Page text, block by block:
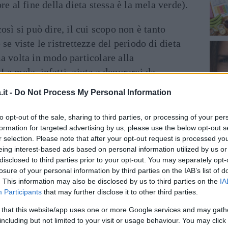
- Do Not Process My Personal Information
opt-out of the sale, sharing to third parties, or processing of your
for targeted advertising by us, please use the below opt-out
selection. Please note that after your opt-out request is processed
interest-based ads based on personal information utilized by us
to third parties prior to your opt-out. You may separately
of your personal information by third parties on the IAB’s list of
This information may also be disclosed by us to third parties on the
Participants that may further disclose it to other third parties.
that this website/app uses one or more Google services and may
but not limited to your visit or usage behaviour. You may
al fine della dieta stessa è la mela verde).
si può dire, il cui scopo non è tanto
se viste le ristrettezze del periodo di dieta
volta in modo particolare alla
mela, infatti, aiuta a depurarci da
dieta detox. Ma come funziona
per tornare in forma
la dieta della melasfrutta il potere